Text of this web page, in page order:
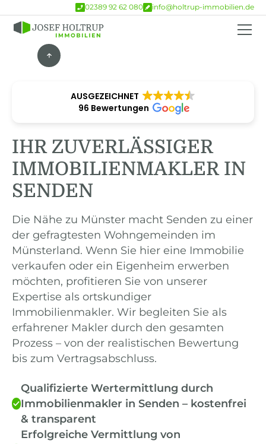
02389 92 62 080 info@holtrup-immobilien.de
AUSGEZEICHNET
96 Bewertungen
IHR ZUVERLÄSSIGER
IMMOBILIENMAKLER IN
SENDEN
Die Nähe zu Münster macht Senden zu einer
der gefragtesten Wohngemeinden im
Münsterland. Wenn Sie hier eine Immobilie
verkaufen oder ein Eigenheim erwerben
möchten, profitieren Sie von unserer
Expertise als ortskundiger
Immobilienmakler. Wir begleiten Sie als
erfahrener Makler durch den gesamten
Prozess – von der realistischen Bewertung
bis zum Vertragsabschluss.
Qualifizierte Wertermittlung durch
Immobilienmakler in Senden – kostenfrei
& transparent
Erfolgreiche Vermittlung von